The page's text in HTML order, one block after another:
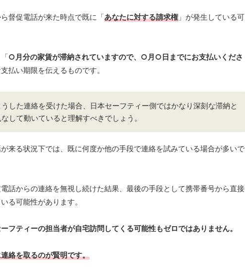
督促電話が来た時点で既に「あなたに対する請求権」が発生している可
○月分の家賃が滞納されていますので、○月○日までにお支払いくださ
払い期限を伝えるものです。
うした連絡を受けた場合、日本セーフティー側ではかなり深刻な滞納と
なして動いていると理解すべきでしょう。
来る状況下では、既に何度か他の手段で連絡を試みている場合が多いで
話からの連絡を無視し続けた結果、最後の手段として携帯番号から直接
る可能性があります。
フティーの担当者が自宅訪問してくる可能性もゼロではありません。
絡を取るのが賢明です。